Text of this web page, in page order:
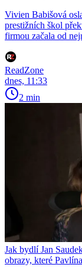
Vivien Babišová
prestižních škol
firmou začala od
ReadZone
dnes, 11:33
2 min
Jak bydlí Jan
obrazy, které